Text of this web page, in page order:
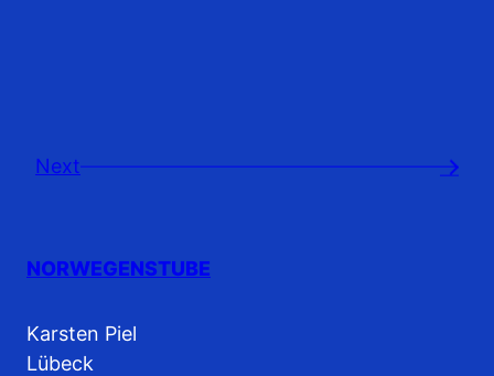
Next →
NORWEGENSTUBE
Karsten Piel
Lübeck